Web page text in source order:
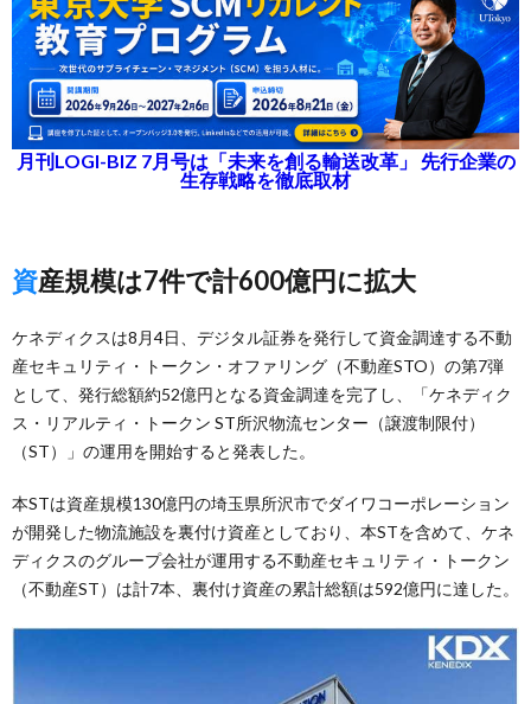
月刊LOGI-BIZ 7月号は「未来を創る輸送改革」 先行企業の
生存戦略を徹底取材
資産規模は7件で計600億円に拡大
ケネディクスは8月4日、デジタル証券を発行して資金調達する不動
産セキュリティ・トークン・オファリング（不動産STO）の第7弾
として、発行総額約52億円となる資金調達を完了し、「ケネディク
ス・リアルティ・トークン ST所沢物流センター（譲渡制限付）
（ST）」の運用を開始すると発表した。
本STは資産規模130億円の埼玉県所沢市でダイワコーポレーション
が開発した物流施設を裏付け資産としており、本STを含めて、ケネ
ディクスのグループ会社が運用する不動産セキュリティ・トークン
（不動産ST）は計7本、裏付け資産の累計総額は592億円に達した。